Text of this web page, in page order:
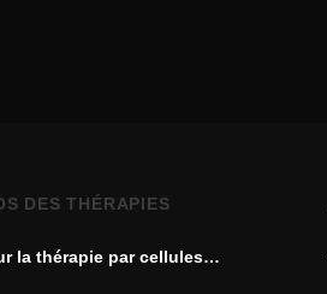
DES THÉRAPIES
la thérapie par cellules